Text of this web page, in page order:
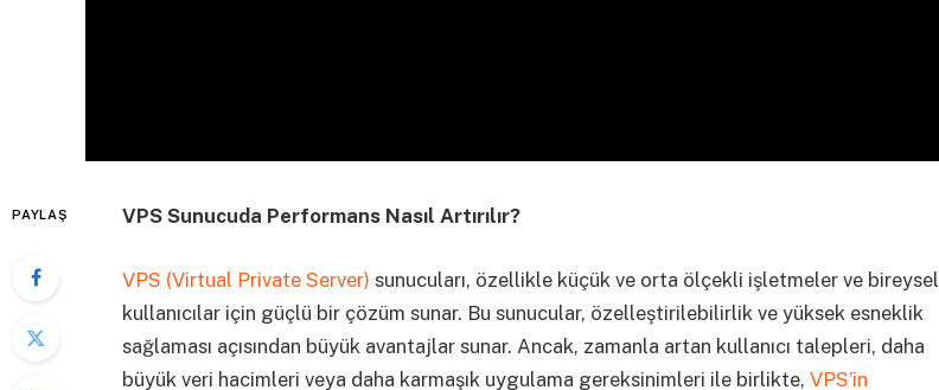
PAYLAŞ VPS Sunucuda Performans Nasıl Artırılır?
VPS (Virtual Private Server) sunucuları, özellikle küçük ve orta ölçekli işletmeler ve bireysel
kullanıcılar için güçlü bir çözüm sunar. Bu sunucular, özelleştirilebilirlik ve yüksek esneklik
sağlaması açısından büyük avantajlar sunar. Ancak, zamanla artan kullanıcı talepleri, daha
büyük veri hacimleri veya daha karmaşık uygulama gereksinimleri ile birlikte, VPS’in